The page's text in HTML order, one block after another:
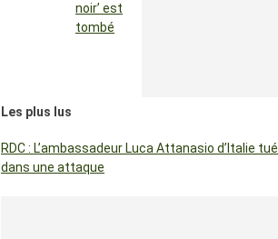
noir’ est
tombé
Les plus lus
RDC : L’ambassadeur Luca Attanasio d’Italie tué
dans une attaque